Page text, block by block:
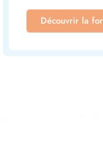
Découvrir la